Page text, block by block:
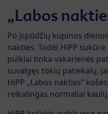
„Labos
Po įspūdžių kupinos
nakties. Todėl HiPP
puikiai tinka vakarienės
suvalgęs tokių patiekalų,
HiPP „Labos nakties“
reikalingas normaliai